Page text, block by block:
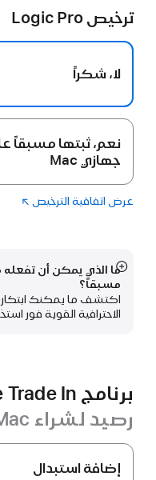
جديدة)
ترخيص Logic Pro
لا، شكراً
نعم، ثبتها مسبقاً
جهازي Mac
عرض اتفاقية الترخيص Pro‏
(فتح
ما الذي يمكن أن تفعله
مسبقاً؟
اكتشف ما يمكنك
الاحترافية القوية فور
عرض
المزيد
برنامج Apple Trade In.
رصيد لشراء Mac جديد.
حاشية
برنامج
Apple Trade In.
إضافة استبدال